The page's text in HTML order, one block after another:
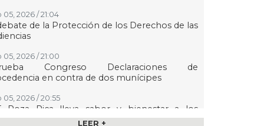
05, 2026 / 21:04
de la Protección de los Derechos de las
05, 2026 / 21:00
Congreso Declaraciones de
en contra de dos munícipes
05, 2026 / 20:55
Poza Rica lleva sabor y bienestar a los
mayores con "Sazón y corazón"
LEER +